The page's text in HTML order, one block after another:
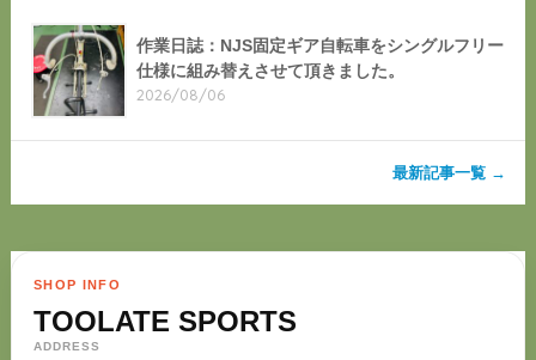
作業日誌：NJS固定ギア自転車をシングルフリー
仕様に組み替えさせて頂きました。
2026/08/06
最新記事一覧 →
SHOP INFO
TOOLATE SPORTS
ADDRESS